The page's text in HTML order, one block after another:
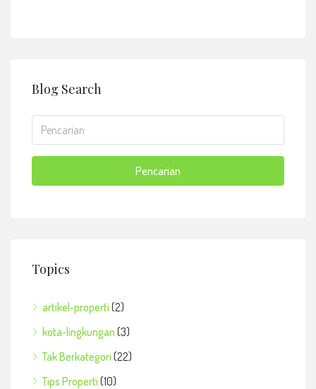
Blog Search
Pencarian
Topics
artikel-properti (2)
kota-lingkungan (3)
Tak Berkategori (22)
Tips Properti (10)